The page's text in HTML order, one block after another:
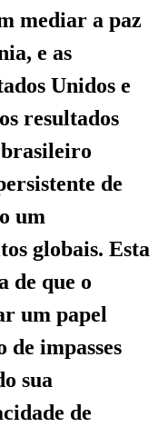
mediar a paz
e as
Unidos e
resultados
brasileiro
de
um
globais. Esta
de que o
um papel
de impasses
sua
de